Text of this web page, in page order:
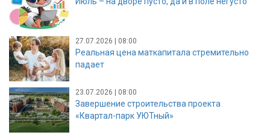
27.07.2026 | 08:00
Реальная цена маткапитала стремительно
падает
23.07.2026 | 08:00
Завершение строительства проекта
«Квартал-парк УЮТный»